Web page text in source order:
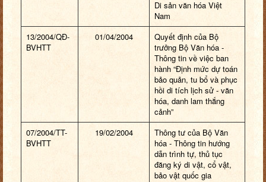
Di sản văn hóa Việt
Nam
13/2004/QĐ-
BVHTT
01/04/2004
Quyết định của Bộ
trưởng Bộ Văn hóa -
Thông tin về việc ban
hành “Định mức dự toán
bảo quản, tu bổ và phục
hồi di tích lịch sử - văn
hóa, danh lam thắng
cảnh”
07/2004/TT-
BVHTT
19/02/2004
Thông tư của Bộ Văn
hóa - Thông tin hướng
dẫn trình tự, thủ tục
đăng ký di vật, cổ vật,
bảo vật quốc gia